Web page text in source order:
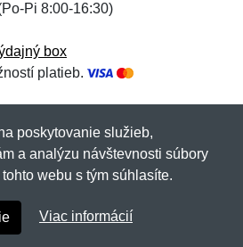
Pi 8:00-16:30)
box
platieb.
(19 rokov s vami)Netnakup.sk
poskytovanie služieb,
a analýzu návštevnosti súbory
webu s tým súhlasíte.
Viac informácií